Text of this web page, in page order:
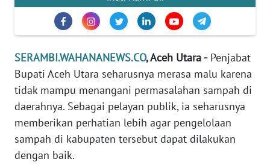
SERAMBI.WAHANANEWS.CO, Aceh Utara -Penjabat
Bupati Aceh Utara seharusnya merasa malu karena
tidak mampu menangani permasalahan sampah di
daerahnya. Sebagai pelayan publik, ia seharusnya
memberikan perhatian lebih agar pengelolaan
sampah di kabupaten tersebut dapat dilakukan
dengan baik.
PEDOMAN
REDAKSI
KARIR
DISCLAIMER